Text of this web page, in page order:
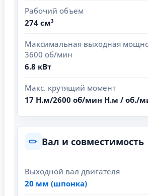
Рабочий объем
274 см³
Максимальная выходная
3600 об/мин
6.8 кВт
Макс. крутящий момент
17 Н.м/2600 об/мин Н.м / об./
Вал и совместимость
Выходной вал двигателя
20 мм (шпонка)